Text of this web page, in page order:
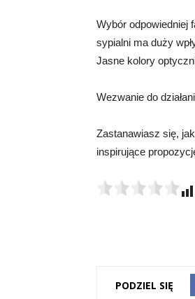
Wybór odpowiedniej
sypialni ma duży
Jasne kolory
Wezwanie do
Zastanawiasz się,
inspirujące
PODZIEL SIĘ